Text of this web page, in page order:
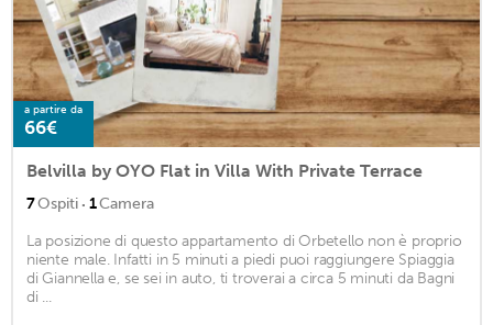
a partire da
66€
Belvilla by OYO Flat in Villa With Private Terrace
7Ospiti · 1Camera
La posizione di questo appartamento di Orbetello non è proprio
niente male. Infatti in 5 minuti a piedi puoi raggiungere Spiaggia
di Giannella e, se sei in auto, ti troverai a circa 5 minuti da Bagni
di ...